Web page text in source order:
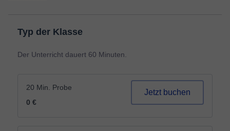
Typ der Klasse
Der Unterricht dauert 60 Minuten.
20 Min. Probe
0 €
Jetzt buchen